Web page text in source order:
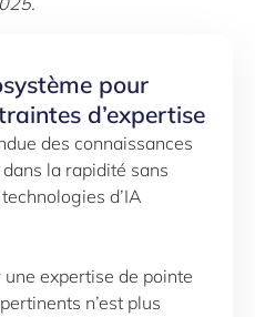
pour
d’expertise
des connaissances
la rapidité sans
d’IA
expertise de pointe
n’est plus